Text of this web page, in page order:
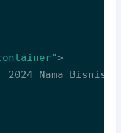
>
2024 Nama